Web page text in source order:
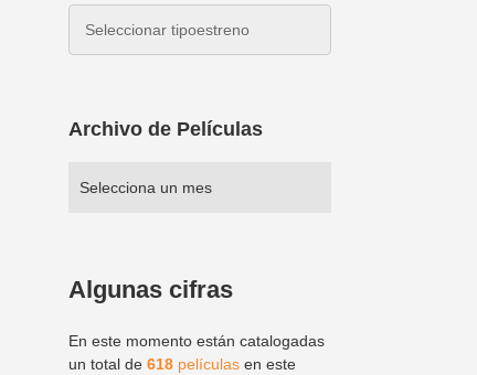
Archivo de Películas
Algunas cifras
En este momento están catalogadas
un total de618 películas en este